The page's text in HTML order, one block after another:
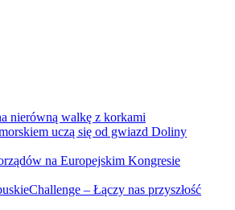
nierówną walkę z korkami
uczą się od gwiazd Doliny
na Europejskim Kongresie
– Łączy nas przyszłość